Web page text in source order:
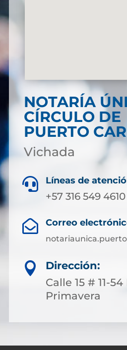
NOTARÍA
CÍRCULO DE
PUERTO
Vichada
 Líneas de
+57 316 549 4610
 Correo

Dirección:
Calle 15 # 11-
Primavera